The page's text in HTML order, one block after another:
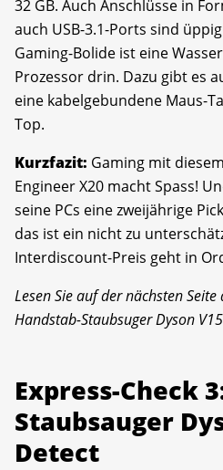
32 GB. Auch Anschlüsse in
auch USB-3.1-Ports sind
Gaming-Bolide ist eine
Prozessor drin. Dazu gibt es
eine kabelgebundene Maus-
Top.
Kurzfazit: Gaming mit
Engineer X20 macht Spass!
seine PCs eine zweijährige
das ist ein nicht zu
Interdiscount-Preis geht in
Lesen Sie auf der nächsten Seite
Handstab-Staubsuger Dyson
Express-Check
Staubsauger
Detect